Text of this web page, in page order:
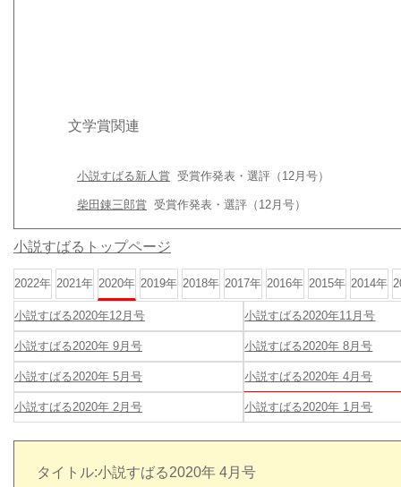
文学賞関連
小説すばる新人賞 受賞作発表・選評（12月号）
柴田錬三郎賞 受賞作発表・選評（12月号）
小説すばるトップページ
2022年 2021年 2020年 2019年 2018年 2017年 2016年 2015年 2014年
小説すばる2020年12月号 小説すばる2020年11月号
小説すばる2020年 9月号 小説すばる2020年 8月号
小説すばる2020年 5月号 小説すばる2020年 4月号
小説すばる2020年 2月号 小説すばる2020年 1月号
タイトル:小説すばる2020年 4月号